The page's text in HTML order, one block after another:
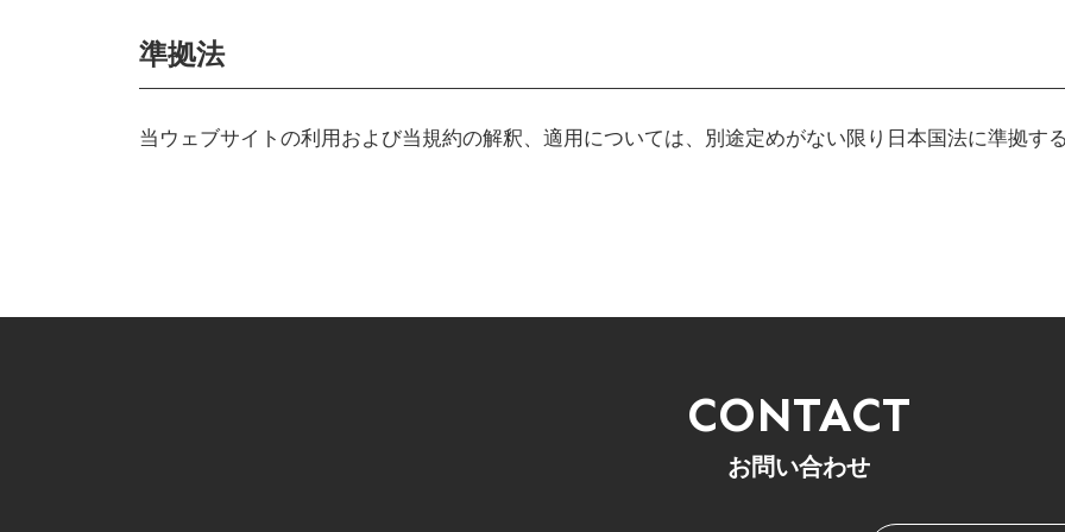
準拠法
当ウェブサイトの利用および当規約の解釈、適用については、別途定めがない限り日本国法に準拠す
お問い合わせ
CONTACT